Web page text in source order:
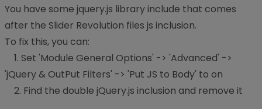
You have some jquery.js library include that comes
after the Slider Revolution files js inclusion.
To fix this, you can:
1. Set 'Module General Options' -> 'Advanced' ->
'jQuery & OutPut Filters' -> 'Put JS to Body' to on
2. Find the double jQuery.js inclusion and remove it